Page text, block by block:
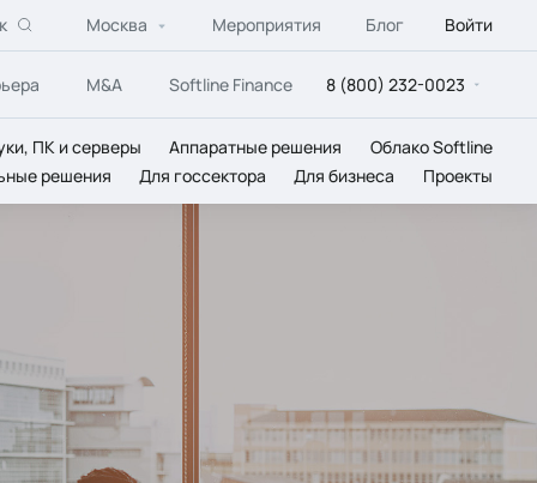
Москва Мероприятия Блог Войти
M&A Softline Finance 8 (800) 232-0023
ПК и серверы Аппаратные решения
Облако Softline
решения Для госсектора Для бизнеса Проекты